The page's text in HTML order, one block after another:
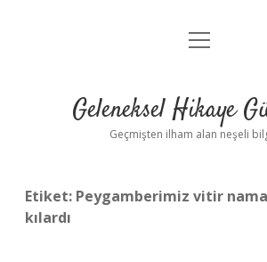
Anasayfa
Yasal Uyarı
menüyü
Geleneksel Hikaye
Geçmişten ilham alan neşeli
Etiket: Peygamberimiz vitir
kılardı